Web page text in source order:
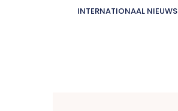
INTERNATIONAAL NIEUWS